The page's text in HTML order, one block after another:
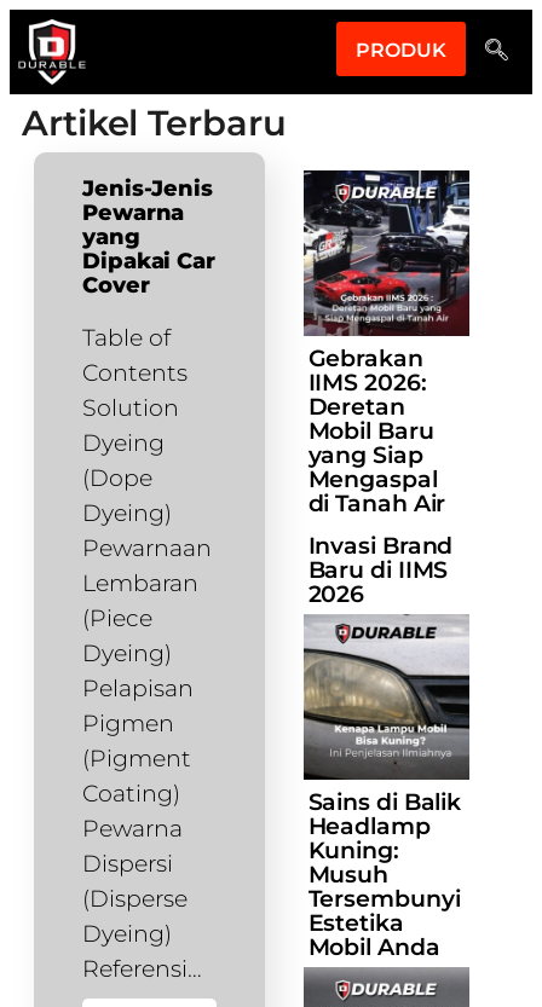
PRODUK
Artikel Terbaru
Jenis-Jenis
Pewarna
yang
Dipakai Car
Cover
Table of
Contents
Solution
Dyeing
(Dope
Dyeing)
Pewarnaan
Lembaran
(Piece
Dyeing)
Pelapisan
Pigmen
(Pigment
Coating)
Pewarna
Dispersi
(Disperse
Dyeing)
Referensi…
Gebrakan
IIMS 2026:
Deretan
Mobil Baru
yang Siap
Mengaspal
di Tanah Air
Invasi Brand
Baru di IIMS
2026
Sains di Balik
Headlamp
Kuning:
Musuh
Tersembunyi
Estetika
Mobil Anda